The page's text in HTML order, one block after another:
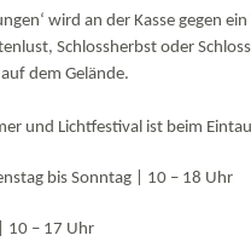
wird an der Kasse
Schlossherbst oder
dem Gelände.
und Lichtfestival ist beim
bis Sonntag | 10 – 18 Uhr
10 – 17 Uhr